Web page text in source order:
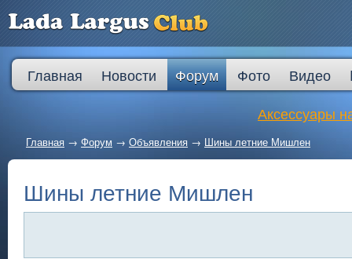
Главная Новости Форум Фото Видео
Аксессуары
Главная → Форум → Объявления → Шины летние Мишлен
Шины летние Мишлен